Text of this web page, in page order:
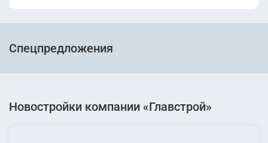
Спецпредложения
Новостройки компании «Главстрой»